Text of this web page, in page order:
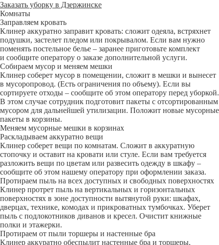
Заказать уборку в Дзержинске
Комнаты
Заправляем кровать
Клинер аккуратно заправит кровать: сложит одеяла, встряхнет
подушки, застелет пледом или покрывалом. Если вам нужно
поменять постельное белье – заранее приготовьте комплект
и сообщите оператору о заказе дополнительной услуги.
Собираем мусор и меняем мешки
Клинер соберет мусор в помещении, сложит в мешки и вынесет
в мусоропровод. (Есть ограничения по объему). Если вы
сортируете отходы – сообщите об этом оператору перед уборкой.
В этом случае сотрудник подготовит пакеты с отсортированным
мусором для дальнейшей утилизации. Положит новые мусорные
пакеты в корзины.
Меняем мусорные мешки в корзинах
Раскладываем аккуратно вещи
Клинер соберет вещи по комнатам. Сложит в аккуратную
стопочку и оставит на кровати или стуле. Если вам требуется
разложить вещи по цветам или развесить одежду в шкафу –
сообщите об этом нашему оператору при оформлении заказа.
Протираем пыль на всех доступных и свободных поверхностях
Клинер протрет пыль на вертикальных и горизонтальных
поверхностях в зоне доступности вытянутой руки: шкафах,
дверцах, технике, комодах и прикроватных тумбочках. Уберет
пыль с подлокотников диванов и кресел. Очистит книжные
полки и этажерки.
Протираем от пыли торшеры и настенные бра
Клинер аккуратно обеспылит настенные бра и торшеры,